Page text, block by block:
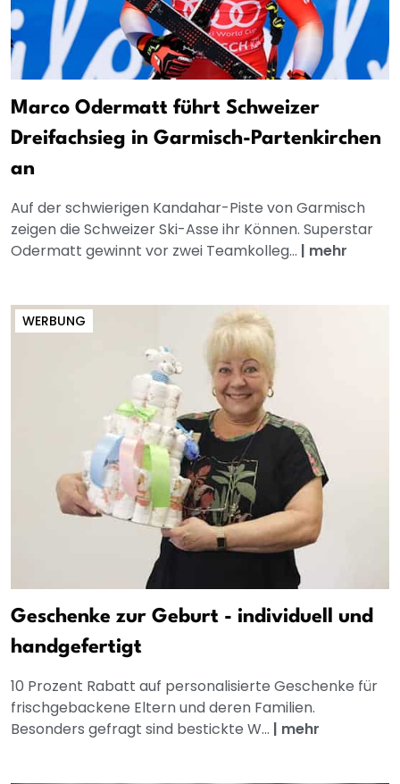
Marco Odermatt führt Schweizer
Dreifachsieg in Garmisch-Partenkirchen
an
Auf der schwierigen Kandahar-Piste von Garmisch
zeigen die Schweizer Ski-Asse ihr Können. Superstar
Odermatt gewinnt vor zwei Teamkolleg... | mehr
WERBUNG
Geschenke zur Geburt - individuell und
handgefertigt
10 Prozent Rabatt auf personalisierte Geschenke für
frischgebackene Eltern und deren Familien.
Besonders gefragt sind bestickte W... | mehr